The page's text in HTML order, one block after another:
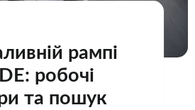
рампі
робочі
та пошук